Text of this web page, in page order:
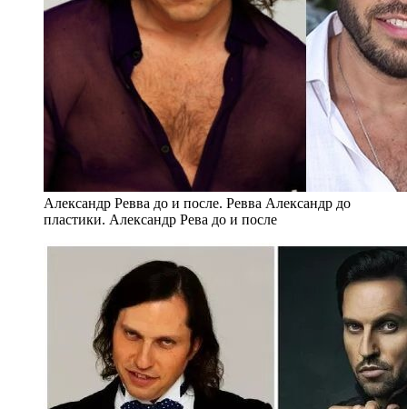
Александр Ревва до и после. Ревва Александр до
пластики. Александр Рева до и после